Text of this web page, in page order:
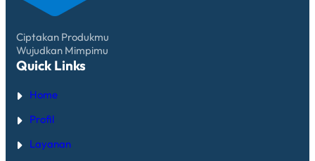
Ciptakan Produkmu
Wujudkan Mimpimu
Quick Links
Home
Profil
Layanan